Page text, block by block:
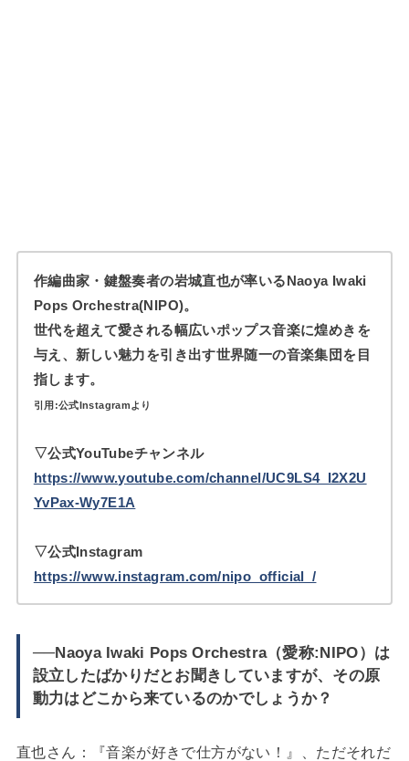
作編曲家・鍵盤奏者の岩城直也が率いるNaoya Iwaki
Pops Orchestra(NIPO)。
世代を超えて愛される幅広いポップス音楽に煌めきを
与え、新しい魅力を引き出す世界随一の音楽集団を目
指します。
引用:公式Instagramより
▽公式YouTubeチャンネル
https://www.youtube.com/channel/UC9LS4_I2X2U
YvPax-Wy7E1A
▽公式Instagram
https://www.instagram.com/nipo_official_/
──Naoya Iwaki Pops Orchestra（愛称:NIPO）は
設立したばかりだとお聞きしていますが、その原
動力はどこから来ているのかでしょうか？
直也さん：『音楽が好きで仕方がない！』、ただそれだ